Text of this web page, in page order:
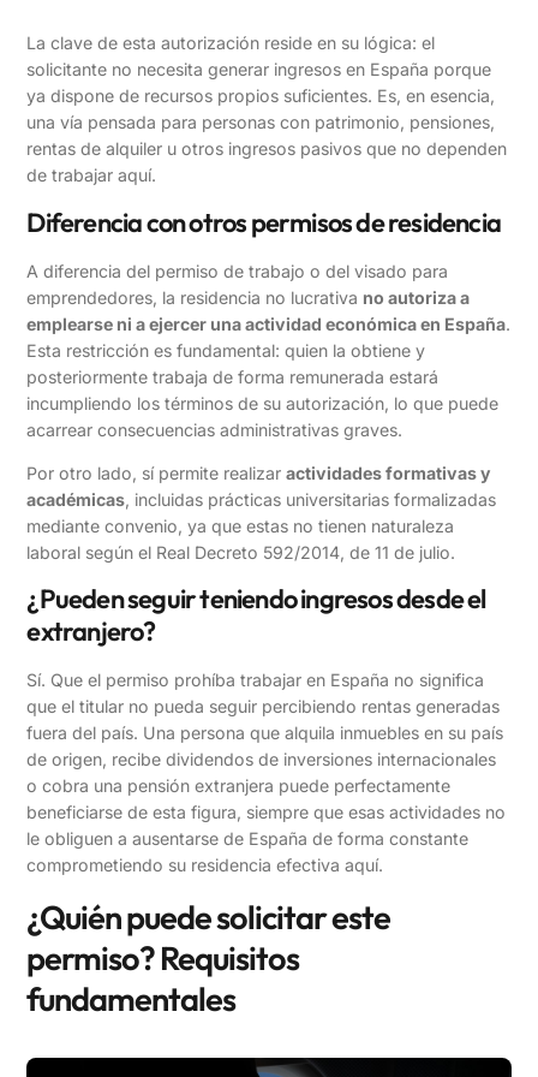
La clave de esta autorización reside en su lógica: el
solicitante no necesita generar ingresos en España porque
ya dispone de recursos propios suficientes. Es, en esencia,
una vía pensada para personas con patrimonio, pensiones,
rentas de alquiler u otros ingresos pasivos que no dependen
de trabajar aquí.
Diferencia con otros permisos de residencia
A diferencia del permiso de trabajo o del visado para
emprendedores, la residencia no lucrativa no autoriza a
emplearse ni a ejercer una actividad económica en España.
Esta restricción es fundamental: quien la obtiene y
posteriormente trabaja de forma remunerada estará
incumpliendo los términos de su autorización, lo que puede
acarrear consecuencias administrativas graves.
Por otro lado, sí permite realizaractividades formativas y
académicas, incluidas prácticas universitarias formalizadas
mediante convenio, ya que estas no tienen naturaleza
laboral según el Real Decreto 592/2014, de 11 de julio.
¿Pueden seguir teniendo ingresos desde el
extranjero?
Sí. Que el permiso prohíba trabajar en España no significa
que el titular no pueda seguir percibiendo rentas generadas
fuera del país. Una persona que alquila inmuebles en su país
de origen, recibe dividendos de inversiones internacionales
o cobra una pensión extranjera puede perfectamente
beneficiarse de esta figura, siempre que esas actividades no
le obliguen a ausentarse de España de forma constante
comprometiendo su residencia efectiva aquí.
¿Quién puede solicitar este
permiso? Requisitos
fundamentales